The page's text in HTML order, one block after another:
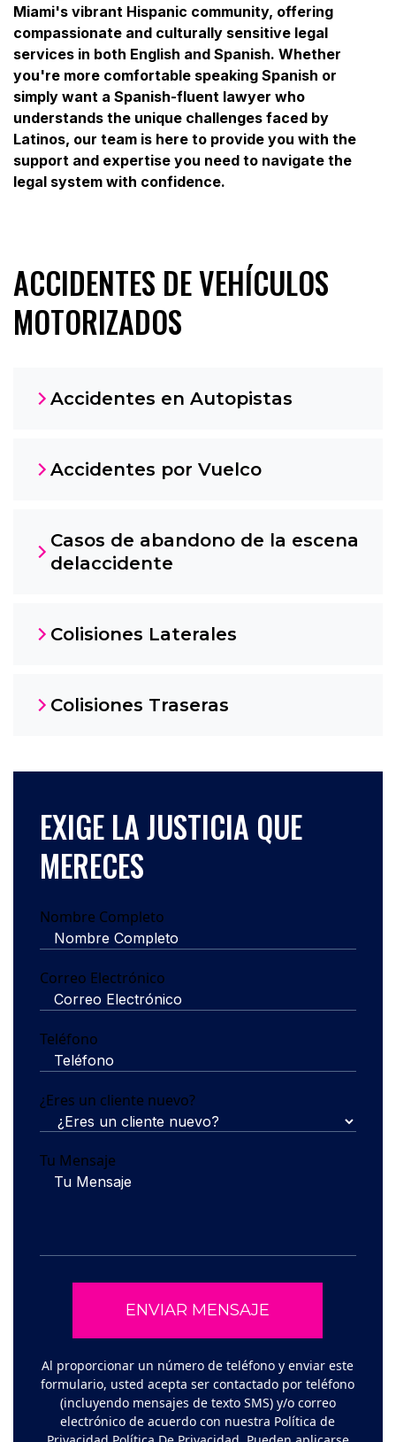
Miami's vibrant Hispanic community, offering
compassionate and culturally sensitive legal
services in both English and Spanish. Whether
you're more comfortable speaking Spanish or
simply want a Spanish-fluent lawyer who
understands the unique challenges faced by
Latinos, our team is here to provide you with the
support and expertise you need to navigate the
legal system with confidence.
ACCIDENTES DE VEHÍCULOS
MOTORIZADOS
Accidentes en Autopistas
Accidentes por Vuelco
Casos de abandono de la escena
delaccidente
Colisiones Laterales
Colisiones Traseras
EXIGE LA JUSTICIA QUE
MERECES
Nombre Completo
Correo Electrónico
Teléfono
¿Eres un cliente nuevo?
Tu Mensaje
Al proporcionar un número de teléfono y enviar este
formulario, usted acepta ser contactado por teléfono
(incluyendo mensajes de texto SMS) y/o correo
electrónico de acuerdo con nuestra Política de